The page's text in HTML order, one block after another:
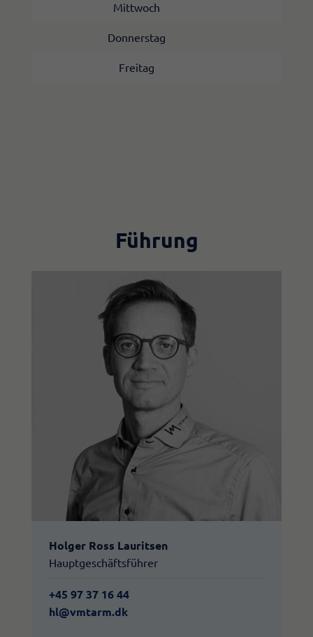
Mittwoch
Donnerstag
Freitag
Führung​
Holger Ross Lauritsen
Hauptgeschäftsführer
+45 97 37 16 44
hl@vmtarm.dk